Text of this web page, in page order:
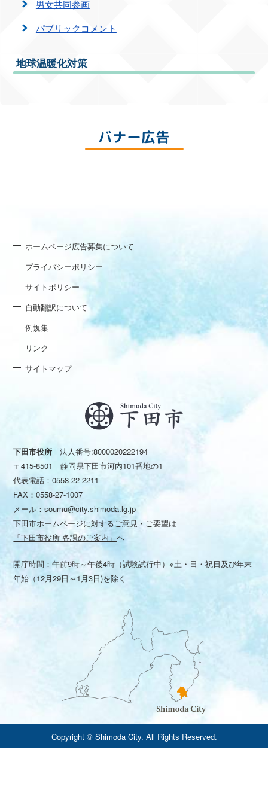
男女共同参画
パブリックコメント
地球温暖化対策
バナー広告
ホームページ広告募集について
プライバシーポリシー
サイトポリシー
自動翻訳について
例規集
リンク
サイトマップ
下田市役所 法人番号:8000020222194
〒415-8501 静岡県下田市河内101番地の1
代表電話：0558-22-2211
FAX：0558-27-1007
メール：soumu@city.shimoda.lg.jp
下田市ホームページに対するご意見・ご要望は
「下田市役所 各課のご案内」へ
開庁時間：午前9時～午後4時（試験試行中）※土・日・祝日及び年末
年始（12月29日～1月3日)を除く
Copyright © Shimoda City. All Rights Reserved.